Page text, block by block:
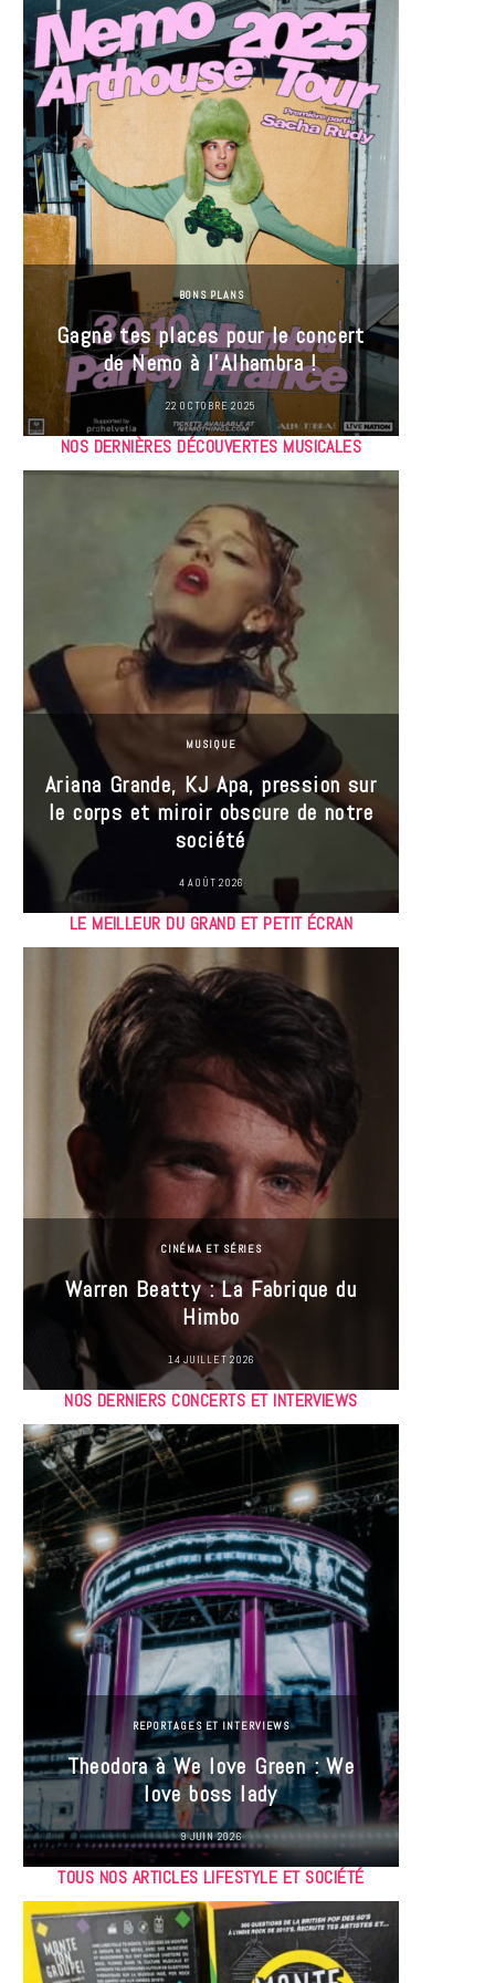
BONS PLANS
Gagne tes places pour le concert
de Nemo à l’Alhambra !
22 OCTOBRE 2025
NOS DERNIÈRES DÉCOUVERTES MUSICALES
MUSIQUE
Ariana Grande, KJ Apa, pression sur
le corps et miroir obscure de notre
société
4 AOÛT 2026
LE MEILLEUR DU GRAND ET PETIT ÉCRAN
CINÉMA ET SÉRIES
Warren Beatty : La Fabrique du
Himbo
14 JUILLET 2026
NOS DERNIERS CONCERTS ET INTERVIEWS
REPORTAGES ET INTERVIEWS
Theodora à We love Green : We
love boss lady
9 JUIN 2026
TOUS NOS ARTICLES LIFESTYLE ET SOCIÉTÉ